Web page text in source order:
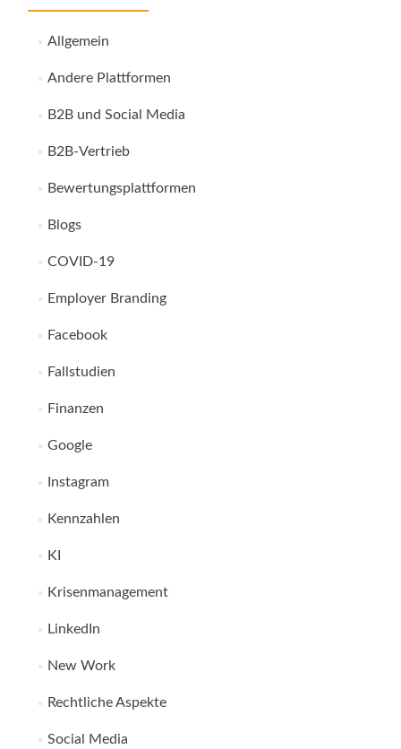
Allgemein
Andere Plattformen
B2B und Social Media
B2B-Vertrieb
Bewertungsplattformen
Blogs
COVID-19
Employer Branding
Facebook
Fallstudien
Finanzen
Google
Instagram
Kennzahlen
KI
Krisenmanagement
LinkedIn
New Work
Rechtliche Aspekte
Social Media